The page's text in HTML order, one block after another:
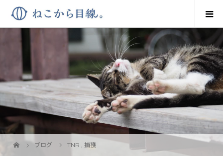
ブログ TNR ,捕獲